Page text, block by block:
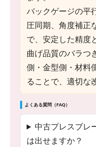
バックゲージの平
圧同期、角度補正
で、安定した精度
曲げ品質のバラつ
側・金型側・材料
ることで、適切な
よくある質問（FAQ）
中古プレスブレ
は出せますか？